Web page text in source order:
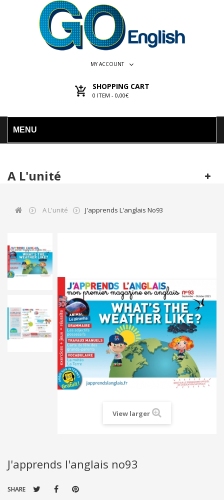
MY ACCOUNT
SHOPPING CART
0 ITEM - 0,00€
MENU
A L'unité
A L'unité J'apprends L'anglais No93
View larger
J'apprends l'anglais no93
SHARE